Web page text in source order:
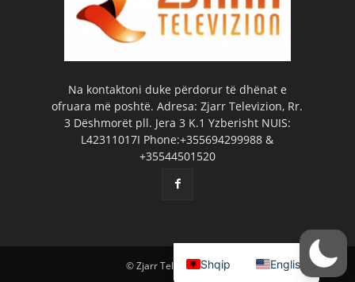
Na kontaktoni duke përdorur të dhënat e
ofruara më poshtë. Adresa: Zjarr Televizion, Rr.
3 Dëshmorët pll. Jera 3 K.1 Yzberisht NUIS:
L42311017I Phone:+355694299988 &
+35544501520
© Zjarr Televizion 2026
Shqip English